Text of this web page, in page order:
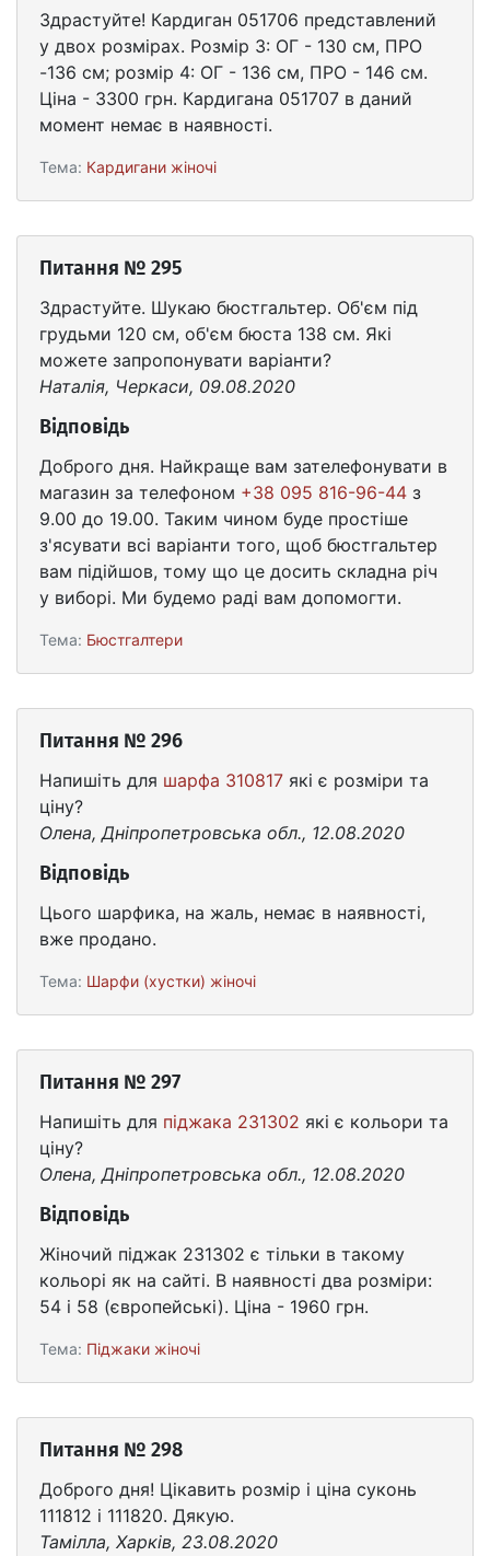
Здрастуйте! Кардиган 051706 представлений
у двох розмірах. Розмір 3: ОГ - 130 см, ПРО
-136 см; розмір 4: ОГ - 136 см, ПРО - 146 см.
Ціна - 3300 грн. Кардигана 051707 в даний
момент немає в наявності.
Тема: Кардигани жіночі
Питання № 295
Здрастуйте. Шукаю бюстгальтер. Об'єм під
грудьми 120 см, об'єм бюста 138 см. Які
можете запропонувати варіанти?
Наталія, Черкаси, 09.08.2020
Відповідь
Доброго дня. Найкраще вам зателефонувати в
магазин за телефоном +38 095 816-96-44 з
9.00 до 19.00. Таким чином буде простіше
з'ясувати всі варіанти того, щоб бюстгальтер
вам підійшов, тому що це досить складна річ
у виборі. Ми будемо раді вам допомогти.
Тема: Бюстгалтери
Питання № 296
Напишіть для шарфа 310817 які є розміри та
ціну?
Олена, Дніпропетровська обл., 12.08.2020
Відповідь
Цього шарфика, на жаль, немає в наявності,
вже продано.
Тема: Шарфи (хустки) жіночі
Питання № 297
Напишіть для піджака 231302 які є кольори та
ціну?
Олена, Дніпропетровська обл., 12.08.2020
Відповідь
Жіночий піджак 231302 є тільки в такому
кольорі як на сайті. В наявності два розміри:
54 і 58 (європейські). Ціна - 1960 грн.
Тема: Піджаки жіночі
Питання № 298
Доброго дня! Цікавить розмір і ціна суконь
111812 і 111820. Дякую.
Тамілла, Харків, 23.08.2020